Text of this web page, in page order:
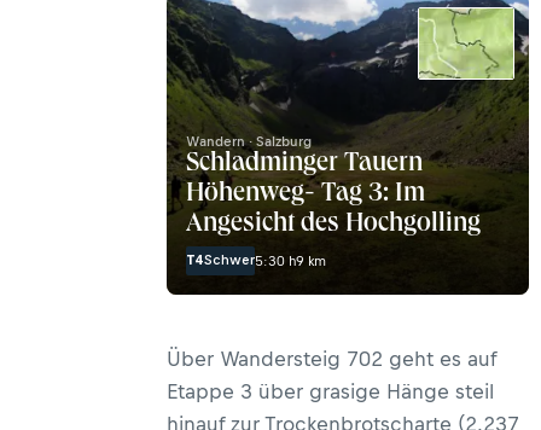
Wandern · Salzburg
Schladminger Tauern
Höhenweg- Tag 3: Im
Angesicht des Hochgolling
T4Schwer5:30 h9 km
Über Wandersteig 702 geht es auf
Etappe 3 über grasige Hänge steil
hinauf zur Trockenbrotscharte (2.237